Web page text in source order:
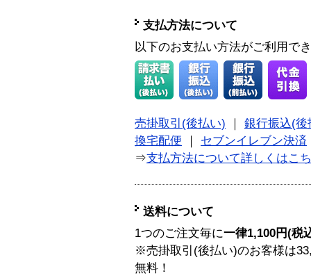
支払方法について
以下のお支払い方法がご利用で
売掛取引(後払い)
銀行振込(後
換宅配便
セブンイレブン決済
⇒支払方法について詳しくはこ
送料について
1つのご注文毎に一律1,100円(税
※売掛取引(後払い)のお客様は
無料！